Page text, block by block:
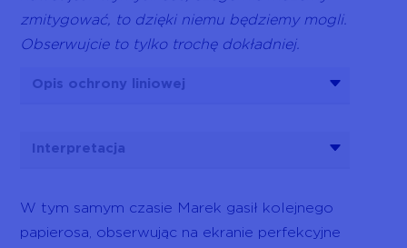
zmitygować, to dzięki niemu będziemy mogli.
Obserwujcie to tylko trochę dokładniej.
Opis ochrony liniowej
Interpretacja
W tym samym czasie Marek gasił kolejnego
papierosa, obserwując na ekranie perfekcyjne